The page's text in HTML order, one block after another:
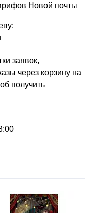
Новой почты
заявок,
через корзину на
получить